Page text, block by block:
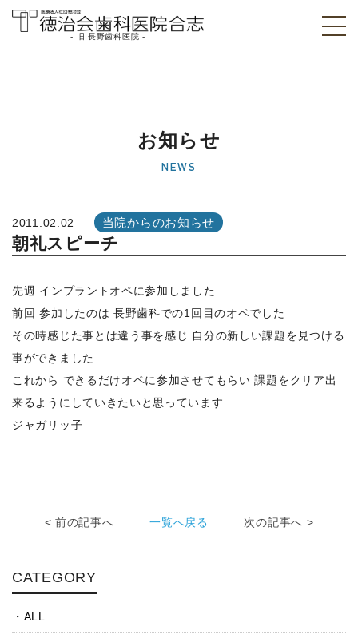
医院]｜熊本県合志
- 旧 長野歯科医院 -
お知らせ
NEWS
2011.02.02 当院からのお知らせ
朝礼スピーチ
先週 インプラントオペに参加しました
前回 参加したのは 長野歯科での1回目のオペでした
その時感じた事とは違う事を感じ 自分の新しい課題を見つける
事ができました
これから できるだけオペに参加させてもらい 課題をクリア出
来るようにしていきたいと思っています
ジャガリッ子
< 前の記事へ 一覧へ戻る 次の記事へ >
CATEGORY
ALL